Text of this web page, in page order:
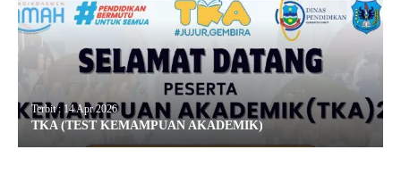
Terbit : 14 Apr 2026
TKA (TEST KEMAMPUAN AKADEMIK)